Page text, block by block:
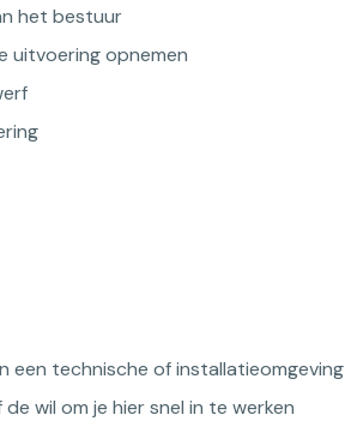
het bestuur
uitvoering opnemen
een technische of installatieomgeving
wil om je hier snel in te werken